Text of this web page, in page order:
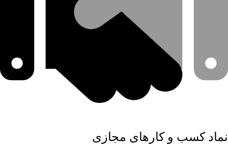
نماد کسب و کارهای مجازی